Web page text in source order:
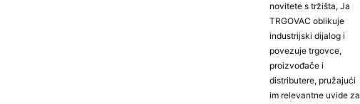
novitete s tržišta, Ja
TRGOVAC oblikuje
industrijski dijalog i
povezuje trgovce,
proizvođače i
distributere, pružajući
im relevantne uvide za